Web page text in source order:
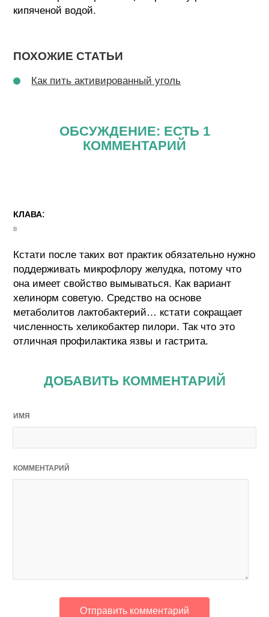
кипяченой водой.
ПОХОЖИЕ СТАТЬИ
Как пить активированный уголь
ОБСУЖДЕНИЕ: ЕСТЬ 1
КОММЕНТАРИЙ
КЛАВА:
в
Кстати после таких вот практик обязательно нужно
поддерживать микрофлору желудка, потому что
она имеет свойство вымываться. Как вариант
хелинорм советую. Средство на основе
метаболитов лактобактерий… кстати сокращает
численность хеликобактер пилори. Так что это
отличная профилактика язвы и гастрита.
ДОБАВИТЬ КОММЕНТАРИЙ
ИМЯ
КОММЕНТАРИЙ